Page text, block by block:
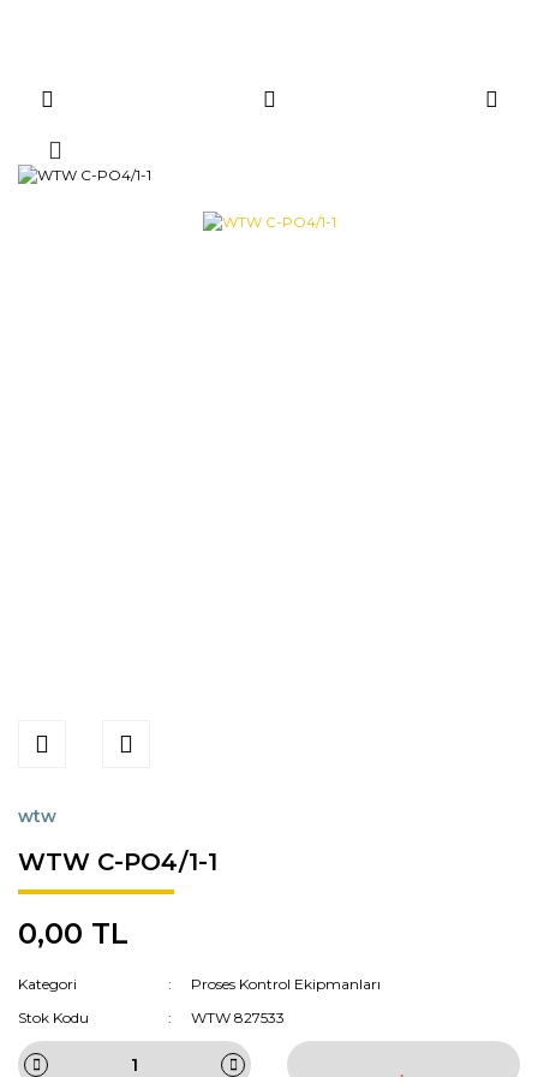
wtw
WTW C-PO4/1-1
0,00 TL
Kategori
Proses Kontrol Ekipmanları
Stok Kodu
WTW 827533